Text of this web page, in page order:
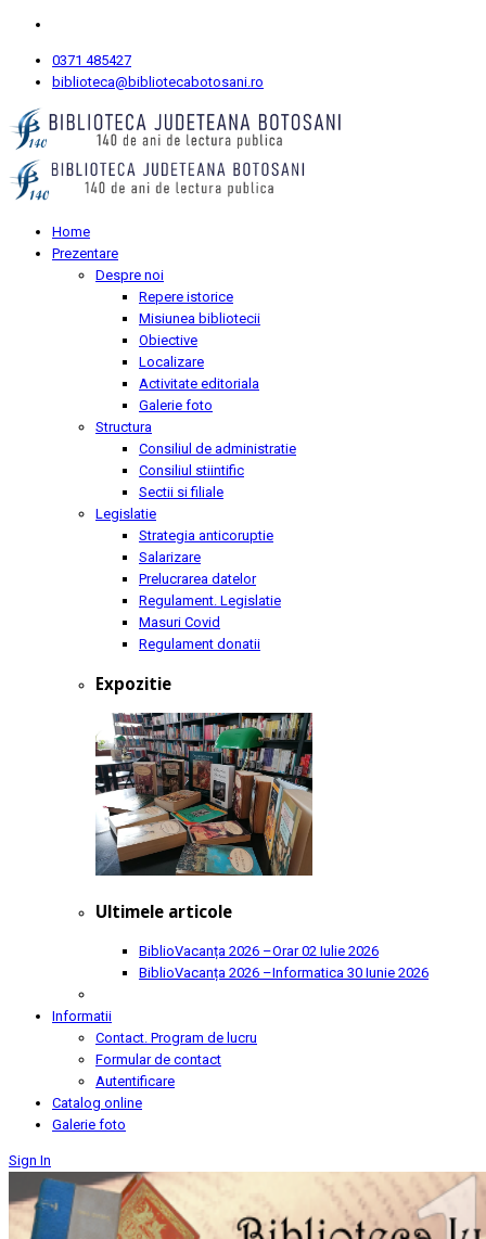
0371 485427
biblioteca@bibliotecabotosani.ro
Home
Prezentare
Despre noi
Repere istorice
Misiunea bibliotecii
Obiective
Localizare
Activitate editoriala
Galerie foto
Structura
Consiliul de administratie
Consiliul stiintific
Sectii si filiale
Legislatie
Strategia anticoruptie
Salarizare
Prelucrarea datelor
Regulament. Legislatie
Masuri Covid
Regulament donatii
Expozitie
Ultimele articole
BiblioVacanța 2026 –Orar02 Iulie 2026
BiblioVacanța 2026 –Informatica 30 Iunie 2026
Informatii
Contact. Program de lucru
Formular de contact
Autentificare
Catalog online
Galerie foto
Sign In